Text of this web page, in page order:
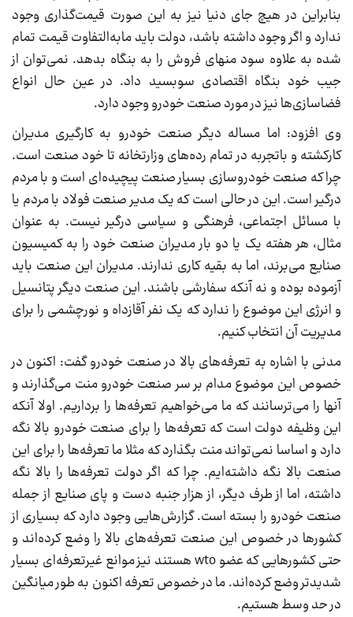
بنابراین در هیچ جای دنیا نیز به این صورت قیمت‌گذاری وجود
ندارد و اگر وجود داشته باشد، دولت باید مابه‌التفاوت قیمت تمام
شده به علاوه سود منهای فروش را به بنگاه بدهد. نمی‌توان از
جیب خود بنگاه اقتصادی سوبسید داد. در عین حال انواع
فضاسازی‌ها نیز در مورد صنعت خودرو وجود دارد.
وی افزود: اما مساله دیگر صنعت خودرو به کارگیری مدیران
کارکشته و باتجربه در تمام رده‌های وزارتخانه تا خود صنعت است.
چرا که صنعت خودروسازی بسیار صنعت پیچیده‌ای است و با مردم
درگیر است. این در حالی است که یک مدیر صنعت فولاد با مردم یا
با مسائل اجتماعی، فرهنگی و سیاسی درگیر نیست. به عنوان
مثال، هر هفته یک یا دو بار مدیران صنعت خود را به کمیسیون
صنایع می‌برند، اما به بقیه کاری ندارند. مدیران این صنعت باید
آزموده بوده و نه آنکه سفارشی باشند. این صنعت دیگر پتانسیل
و انرژی این موضوع را ندارد که یک نفر آقازداه و نورچشمی را برای
مدیریت آن انتخاب کنیم.
مدنی با اشاره به تعرفه‌های بالا در صنعت خودرو گفت: اکنون در
خصوص این موضوع مدام بر سر صنعت خودرو منت می‌گذارند و
آنها را می‌ترسانند که ما می‌خواهیم تعرفه‌ها را برداریم. اولا آنکه
این وظیفه دولت است که تعرفه‌ها را برای صنعت خودرو بالا نگه
دارد و اساسا نمی‌تواند منت بگذارد که مثلا ما تعرفه‌ها را برای این
صنعت بالا نگه داشته‌ایم. چرا که اگر دولت تعرفه‌ها را بالا نگه
داشته، اما از طرف دیگر، از هزار جنبه دست و پای صنایع از جمله
صنعت خودرو را بسته است. گزارش‌هایی وجود دارد که بسیاری از
کشورها در خصوص این صنعت تعرفه‌های بالا را وضع کرده‌اند و
حتی کشورهایی که عضو wto هستند نیز موانع غیرتعرفه‌ای بسیار
شدیدتر وضع کرده‌اند. ما در خصوص تعرفه اکنون به طور میانگین
در حد وسط هستیم.